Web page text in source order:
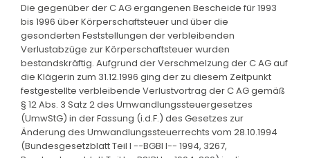
Die gegenüber der C AG ergangenen Bescheide für 1993
bis 1996 über Körperschaftsteuer und über die
gesonderten Feststellungen der verbleibenden
Verlustabzüge zur Körperschaftsteuer wurden
bestandskräftig. Aufgrund der Verschmelzung der C AG auf
die Klägerin zum 31.12.1996 ging der zu diesem Zeitpunkt
festgestellte verbleibende Verlustvortrag der C AG gemäß
§ 12 Abs. 3 Satz 2 des Umwandlungssteuergesetzes
(UmwStG) in der Fassung (i.d.F.) des Gesetzes zur
Änderung des Umwandlungssteuerrechts vom 28.10.1994
(Bundesgesetzblatt Teil I --BGBl I-- 1994, 3267,